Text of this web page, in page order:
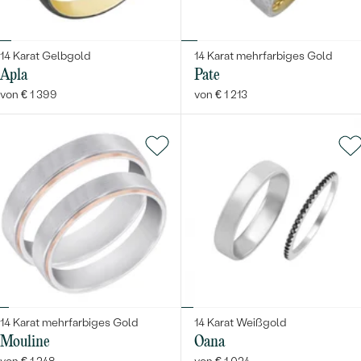
Meistverkaufte
Eheringe
MIT EDELSTEIN
GOLD
PLATIN
SILBER
SCHMUCK MIT LAB GROWN DIAMANTEN
PERLENSCHMUCK
NACH STYL
PERSONALISIERT
SYMBOLISCH
MINIMALISTISCH
NACH DER FARBE
LUXURIÖSE
LUXURIÖSE
14 Karat Gelbgold
Apla
von € 1 399
14 Karat mehrfarbiges Gold
Pate
von € 1 213
14 Karat mehrfarbiges Gold
Mouline
14 Karat Weißgold
Oana